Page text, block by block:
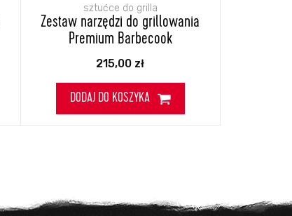
sztućce do grilla
Zestaw narzędzi do grillowania
Premium Barbecook
215,00 zł
DODAJ DO KOSZYKA